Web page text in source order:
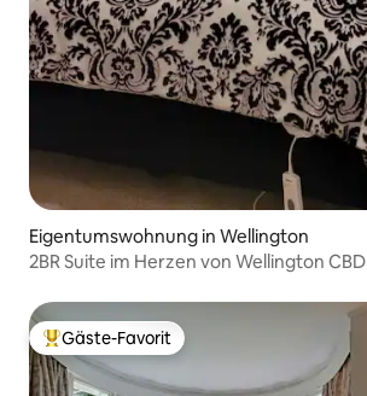
Eigentumswohnung in Wellington
2BR Suite im Herzen von Wellington CBD
Beliebter Gäste-Favorit.
Gäste-Favorit